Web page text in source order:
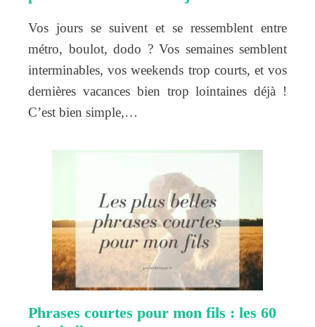
Vos jours se suivent et se ressemblent entre
métro, boulot, dodo ? Vos semaines semblent
interminables, vos weekends trop courts, et vos
dernières vacances bien trop lointaines déjà !
C’est bien simple,…
Phrases courtes pour mon fils : les 60